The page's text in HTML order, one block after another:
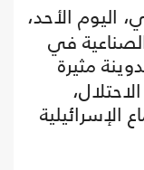
اليوم الأحد،
في
مثيرة